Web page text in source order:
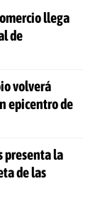
llega
de
volverá
epicentro de
presenta la
de las